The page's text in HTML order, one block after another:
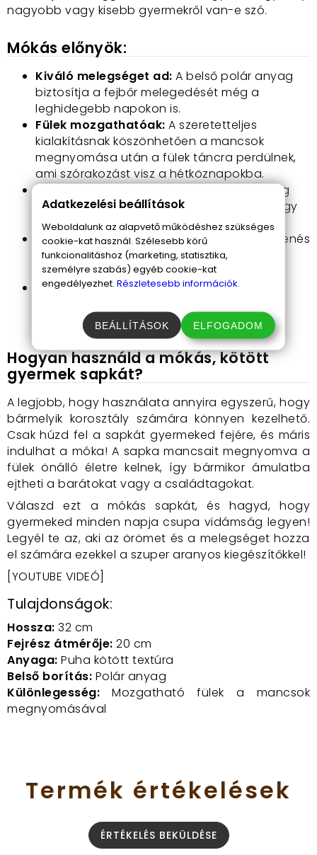
nagyobb vagy kisebb gyermekről van-e szó.
Mókás előnyök:
Kiváló melegséget ad: A belső polár anyag
biztosítja a fejbőr melegedését még a
leghidegebb napokon is.
Fülek mozgathatóak: A szeretetteljes
kialakításnak köszönhetően a mancsok
megnyomása után a fülek táncra perdülnek,
ami szórakozást visz a hétköznapokba.
Puha és kényelmes viselet:
A kötött anyag
könnyed érzetet biztosít, így nem szorít vagy
irritál.
Figyelemfelkeltő dizájn:Az állatos megjelenés
és a játékos elemek garantáltan minden
gyermek kedvencévé teszik ezt a sapkát.
Egyszerűen kezelhető:Könnyen fel- és
megtanulják használni.
Hogyan használd a mókás, kötött
gyermek sapkát?
A legjobb, hogy használata annyira egyszerű, hogy
bármelyik korosztály számára könnyen kezelhető.
Csak húzd fel a sapkát gyermeked fejére, és máris
indulhat a móka! A sapka mancsait megnyomva a
fülek önálló életre kelnek, így bármikor ámulatba
ejtheti a barátokat vagy a családtagokat.
Válaszd ezt a mókás sapkát, és hagyd, hogy
gyermeked minden napja csupa vidámság legyen!
Legyél te az, aki az örömet és a melegséget hozza
el számára ezekkel a szuper aranyos kiegészítőkkel!
[YOUTUBE VIDEÓ]
Tulajdonságok:
Hossza: 32 cm
Fejrész átmérője: 20 cm
Anyaga: Puha kötött textúra
Belső borítás: Polár anyag
Különlegesség: Mozgatható fülek a mancsok
megnyomásával
Termék értékelések
ÉRTÉKELÉS BEKÜLDÉSE
Adatkezelési beállítások
Weboldalunk az alapvető működéshez szükséges
cookie-kat használ. Szélesebb körű
funkcionalitáshoz (marketing, statisztika,
személyre szabás) egyéb cookie-kat
engedélyezhet. Részletesebb információk.
BEÁLLÍTÁSOK ELFOGADOM